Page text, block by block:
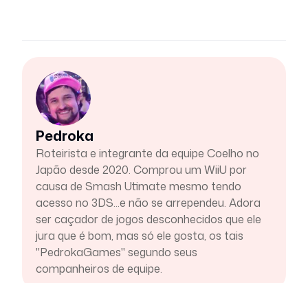
Pedroka
Roteirista e integrante da equipe Coelho no
Japão desde 2020. Comprou um WiiU por
causa de Smash Utimate mesmo tendo
acesso no 3DS...e não se arrependeu. Adora
ser caçador de jogos desconhecidos que ele
jura que é bom, mas só ele gosta, os tais
"PedrokaGames" segundo seus
companheiros de equipe.